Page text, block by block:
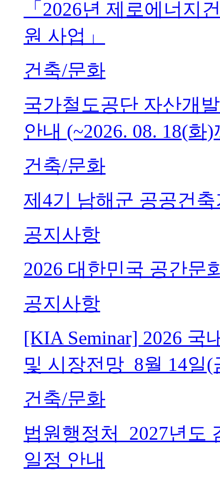
「2026년 제로에너지
원 사업」
건축/문화
국가철도공단 자산개
안내 (~2026. 08. 18(화
건축/문화
제4기 남해군 공공건
공지사항
2026 대한민국 공간문
공지사항
[KIA Seminar] 2026 국
및 시장전망_8월 14일(
건축/문화
법원행정처_2027년도
일정 안내